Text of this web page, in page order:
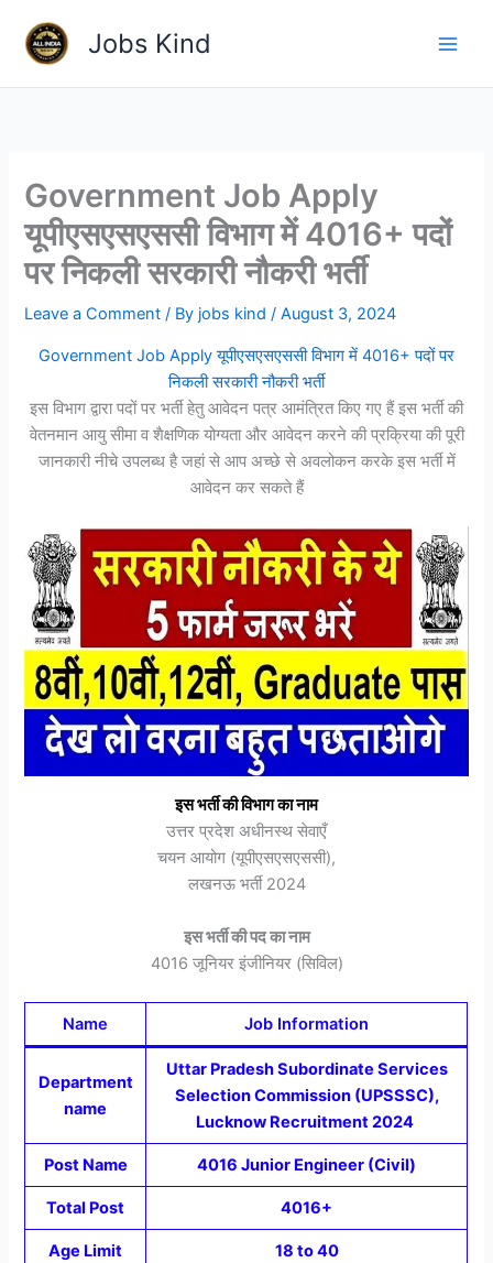
content
Jobs Kind
Government Job Apply
यूपीएसएसएससी विभाग में 4016+ पदों
पर निकली सरकारी नौकरी भर्ती
Leave a Comment / By jobs kind/August 3, 2024
Government Job Apply यूपीएसएसएससी विभाग में 4016+ पदों पर
निकली सरकारी नौकरी भर्ती
इस विभाग द्वारा पदों पर भर्ती हेतु आवेदन पत्र आमंत्रित किए गए हैं इस भर्ती की
वेतनमान आयु सीमा व शैक्षणिक योग्यता और आवेदन करने की प्रक्रिया की पूरी
जानकारी नीचे उपलब्ध है जहां से आप अच्छे से अवलोकन करके इस भर्ती में
आवेदन कर सकते हैं
इस भर्ती की विभाग का नाम
उत्तर प्रदेश अधीनस्थ सेवाएँ
चयन आयोग (यूपीएसएसएससी),
लखनऊ भर्ती 2024
इस भर्ती की पद का नाम
4016 जूनियर इंजीनियर (सिविल)
Name Job Information
Department
name
Uttar Pradesh Subordinate Services
Selection Commission (UPSSSC),
Lucknow Recruitment 2024
Post Name 4016 Junior Engineer (Civil)
Total Post 4016+
Age Limit 18 to 40